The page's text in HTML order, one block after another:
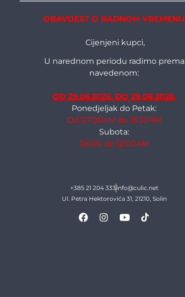
OBAVIJEST O RADNOM VREMENU
Cijenjeni kupci,
U narednom periodu radimo prema
navedenom:
OD 29.06.2026. DO 29.08.2026.
Ponedjeljak do Petak:
Od 07:00AM do 15:30PM
Subota:
08:00 do 12:00AM
+385 21 204 333info@culic.net
Ul. Petra Hektorovića 31, 21210, Solin